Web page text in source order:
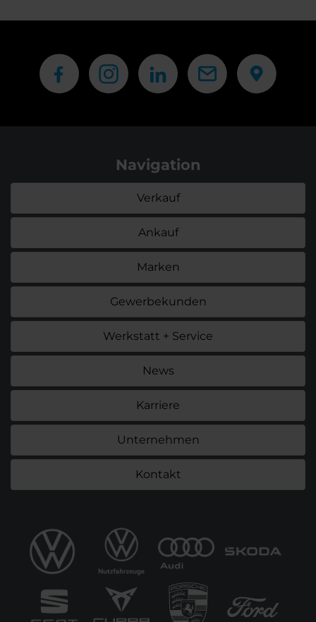
Navigation
Verkauf
Ankauf
Marken
Gewerbekunden
Werkstatt + Service
News
Karriere
Unternehmen
Kontakt